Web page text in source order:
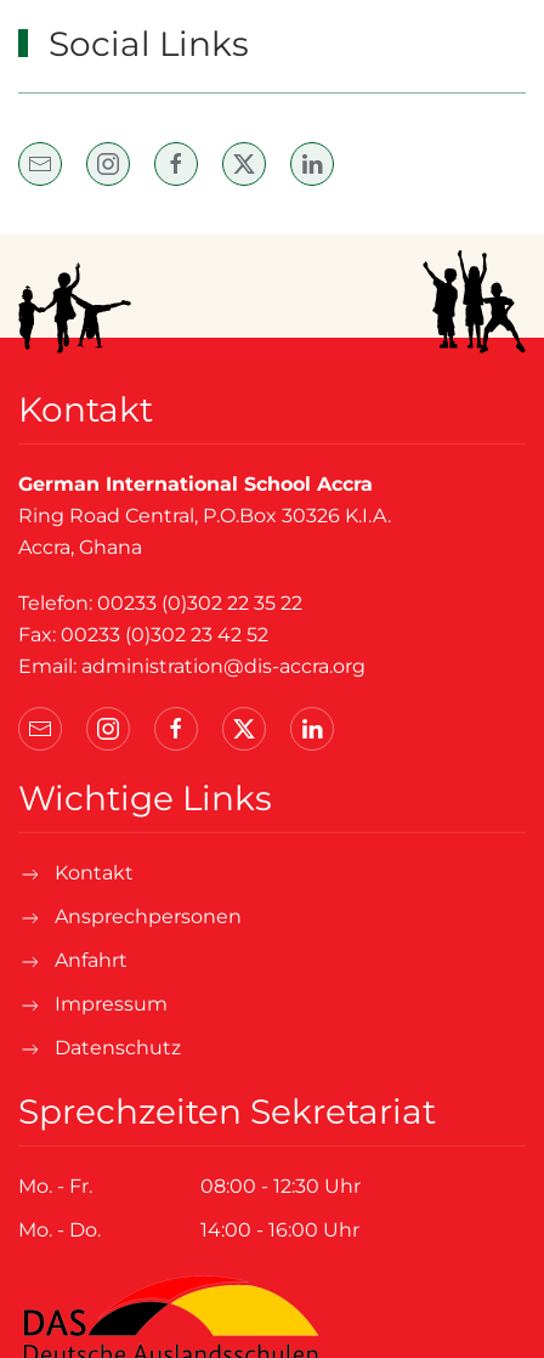
Social Links
Kontakt
German International School Accra
Ring Road Central, P.O.Box 30326 K.I.A.
Accra, Ghana
Telefon: 00233 (0)302 22 35 22
Fax: 00233 (0)302 23 42 52
Email: administration@dis-accra.org
Wichtige Links
Kontakt
Ansprechpersonen
Anfahrt
Impressum
Datenschutz
Sprechzeiten Sekretariat
Mo. - Fr.
08:00 - 12:30 Uhr
Mo. - Do.
14:00 - 16:00 Uhr